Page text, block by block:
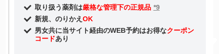
取り扱う薬剤は厳格な管理下の正規品 *9
新規、のりかえ OK
男女共に当サイト経由のWEB予約はお得なクーポン
コードあり